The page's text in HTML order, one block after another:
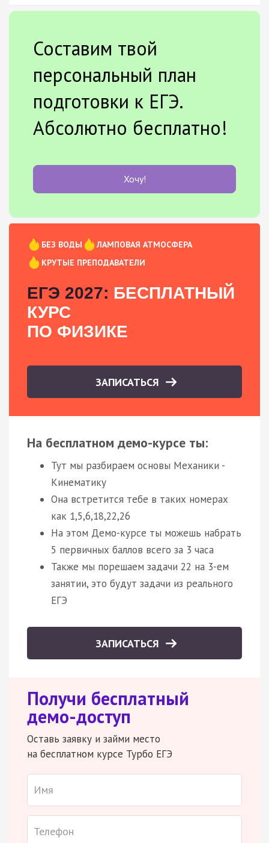
Составим твой
персональный план
подготовки к ЕГЭ.
Абсолютно бесплатно!
Хочу!
БЕЗ ВОДЫ
ЛАМПОВАЯ АТМОСФЕРА
КРУТЫЕ ПРЕПОДАВАТЕЛИ
ЕГЭ 2027: БЕСПЛАТНЫЙ
КУРС
ПО ФИЗИКЕ
ЗАПИСАТЬСЯ
На бесплатном демо-курсе ты:
Тут мы разбираем основы Механики -
Кинематику
Она встретится тебе в таких номерах
как 1,5,6,18,22,26
На этом Демо-курсе ты можешь набрать
5 первичных баллов всего за 3 часа
Также мы порешаем задачи 22 на 3-ем
занятии, это будут задачи из реального
ЕГЭ
ЗАПИСАТЬСЯ
Получи бесплатный
демо-доступ
Оставь заявку и займи место
на бесплатном курсе Турбо ЕГЭ